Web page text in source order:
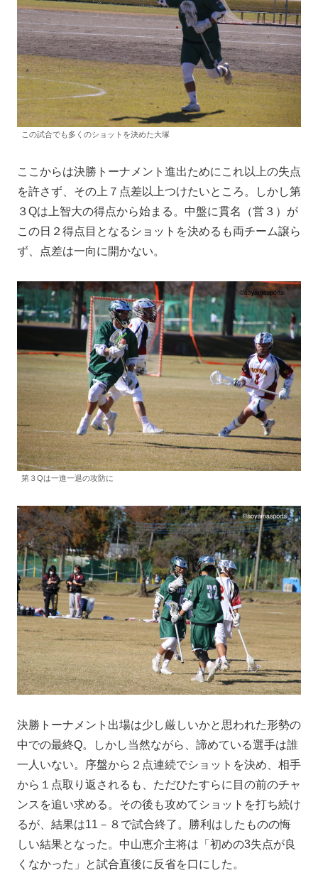
この試合でも多くのショットを決めた大塚
ここからは決勝トーナメント進出ためにこれ以上の失点
を許さず、その上７点差以上つけたいところ。しかし第
３Qは上智大の得点から始まる。中盤に貫名（営３）が
この日２得点目となるショットを決めるも両チーム譲ら
ず、点差は一向に開かない。
第３Qは一進一退の攻防に
決勝トーナメント出場は少し厳しいかと思われた形勢の
中での最終Q。しかし当然ながら、諦めている選手は誰
一人いない。序盤から２点連続でショットを決め、相手
から１点取り返されるも、ただひたすらに目の前のチャ
ンスを追い求める。その後も攻めてショットを打ち続け
るが、結果は11－８で試合終了。勝利はしたものの悔
しい結果となった。中山恵介主将は「初めの3失点が良
くなかった」と試合直後に反省を口にした。